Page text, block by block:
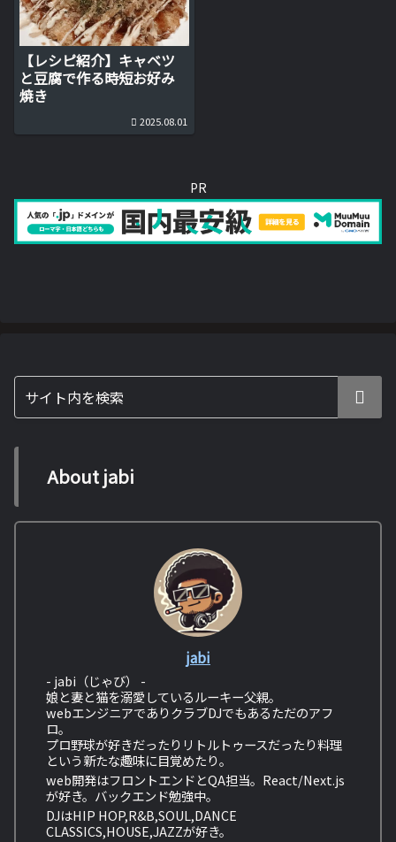
【レシピ紹介】キャベツ
と豆腐で作る時短お好み
焼き
2025.08.01
PR
About jabi
jabi
- jabi（じゃび） -
娘と妻と猫を溺愛しているルーキー父親。
webエンジニアでありクラブDJでもあるただのアフ
ロ。
プロ野球が好きだったりリトルトゥースだったり料理
という新たな趣味に目覚めたり。
web開発はフロントエンドとQA担当。React/Next.js
が好き。バックエンド勉強中。
DJはHIP HOP,R&B,SOUL,DANCE
CLASSICS,HOUSE,JAZZが好き。